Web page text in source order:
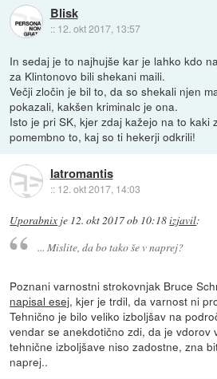
Blisk
:: 12. okt 2017, 13:57
In sedaj je to najhujše kar je lahko kdo
za Klintonovo bili shekani maili.
Večji zločin je bil to, da so shekali njen
pokazali, kakšen kriminalc je ona.
Isto je pri SK, kjer zdaj kažejo na to kaki
pomembno to, kaj so ti hekerji odkrili!
Iatromantis
:: 12. okt 2017, 14:03
Uporabnix je 12. okt 2017 ob 10:18izjavil:
... Mislite, da bo tako še v naprej?
Poznani varnostni strokovnjak Bruce
napisal esej, kjer je trdil, da varnost ni
Tehnično je bilo veliko izboljšav na
vendar se anekdotično zdi, da je vdorov
tehnične izboljšave niso zadostne, zna
naprej..